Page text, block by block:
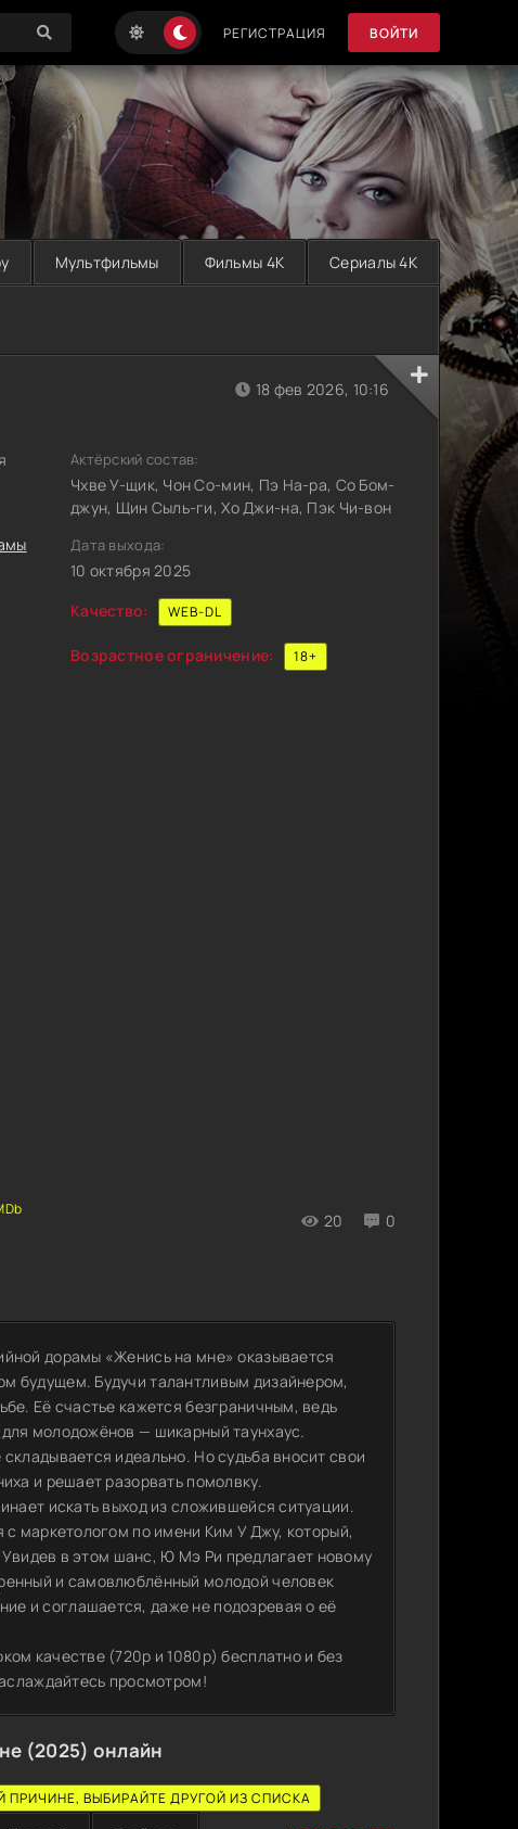
РЕГИСТРАЦИЯ ВОЙТИ
Мультфильмы Фильмы 4K Сериалы 4K
20 0
18 фев 2026, 10:16
Актёрский состав:
Чхве У-щик, Чон Со-мин, Пэ На-ра, Со Бом-
джун, Щин Сыль-ги, Хо Джи-на, Пэк Чи-вон
Дата выхода:
10 октября 2025
Качество:
WEB-DL
Возрастное ограничение: 18+
дорамы «Женись на мне» оказывается
будущем. Будучи талантливым дизайнером,
Её счастье кажется безграничным, ведь
молодожёнов — шикарный таунхаус.
идеально. Но судьба вносит свои
и решает разорвать помолвку.
искать выход из сложившейся ситуации.
с маркетологом по имени Ким У Джу, который,
в этом шанс, Ю Мэ Ри предлагает новому
и самовлюблённый молодой человек
и соглашается, даже не подозревая о её
качестве (720p и 1080p) бесплатно и без
просмотром!
(2025) онлайн
ВЫБИРАЙТЕ ДРУГОЙ ИЗ СПИСКА